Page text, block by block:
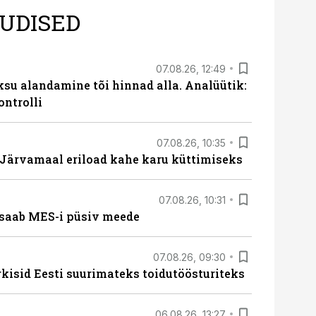
07.08.26, 12:49
alandamine tõi hinnad alla. Analüütik:
07.08.26, 10:35
eriload kahe karu küttimiseks
07.08.26, 10:31
MES-i püsiv meede
07.08.26, 09:30
Eesti suurimateks toidutöösturiteks